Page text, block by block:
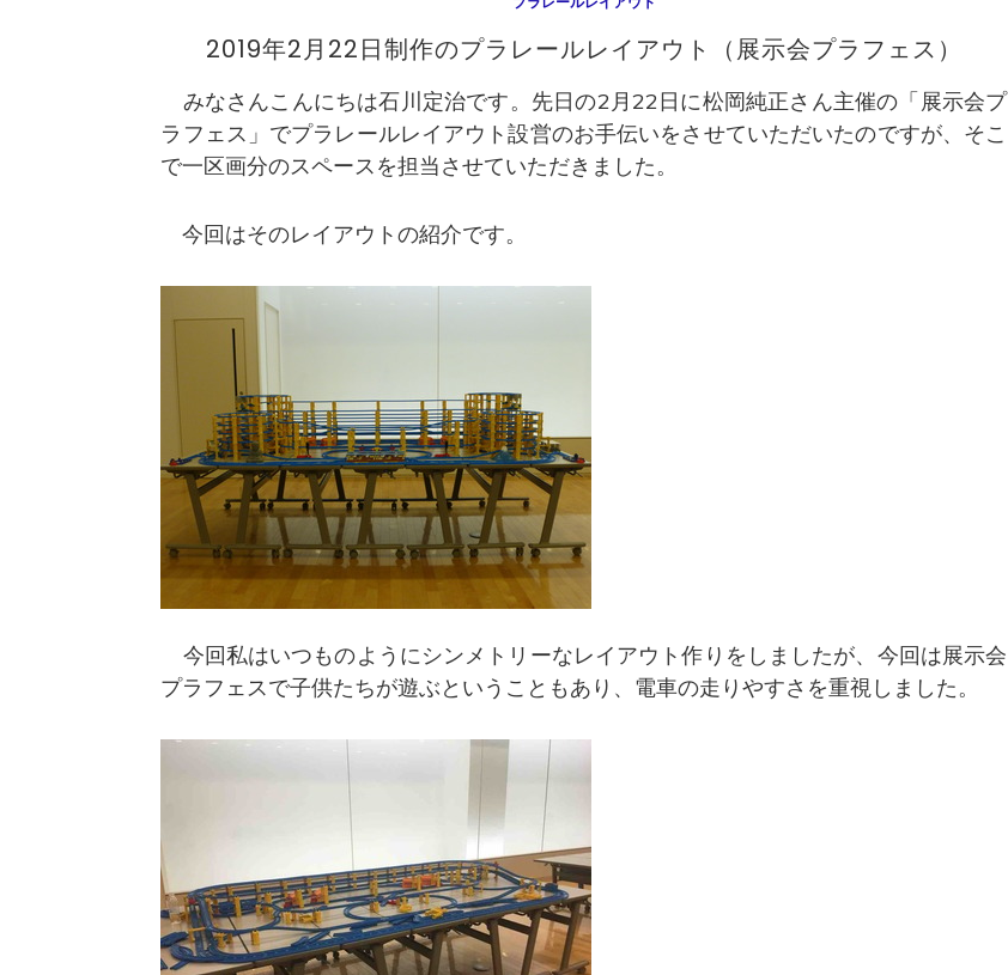
2019年2月22日制作のプラレールレイアウト（展示会プラフェス）
みなさんこんにちは石川定治です。先日の2月22日に松岡純正さん主催の「展示会プ
ラフェス」でプラレールレイアウト設営のお手伝いをさせていただいたのですが、そこ
で一区画分のスペースを担当させていただきました。
今回はそのレイアウトの紹介です。
今回私はいつものようにシンメトリーなレイアウト作りをしましたが、今回は展示会
プラフェスで子供たちが遊ぶということもあり、電車の走りやすさを重視しました。